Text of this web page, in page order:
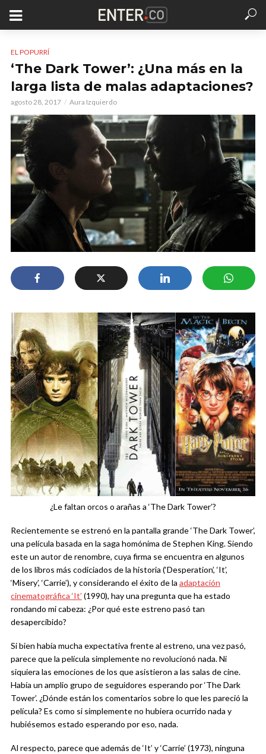
EL POPURRÍ
‘The Dark Tower’: ¿Una más en la
larga lista de malas adaptaciones?
agosto 28, 2017 Aura Izquierdo
¿Le faltan orcos o arañas a ‘The Dark Tower’?
Recientemente se estrenó en la pantalla grande ‘The Dark Tower’,
una película basada en la saga homónima de Stephen King. Siendo
este un autor de renombre, cuya firma se encuentra en algunos
de los libros más codiciados de la historia (‘Desperation’, ‘It’,
‘Misery’, ‘Carrie’), y considerando el éxito de la adaptación
cinematográfica ‘It’ (1990), hay una pregunta que ha estado
rondando mi cabeza: ¿Por qué este estreno pasó tan
desapercibido?
Si bien había mucha expectativa frente al estreno, una vez pasó,
parece que la película simplemente no revolucionó nada. Ni
siquiera las emociones de los que asistieron a las salas de cine.
Había un amplio grupo de seguidores esperando por ‘The Dark
Tower’. ¿Dónde están los comentarios sobre lo que les pareció la
película? Es como si simplemente no hubiera ocurrido nada y
hubiésemos estado esperando por eso, nada.
Al respecto, parece que además de ‘It’ y ‘Carrie’ (1973), ninguna